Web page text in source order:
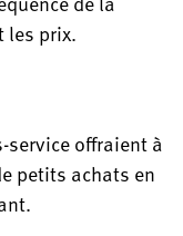
les prix.
service offraient à
petits achats en